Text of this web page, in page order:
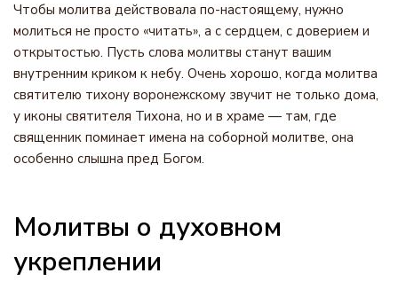
Чтобы молитва действовала по-настоящему, нужно
молиться не просто «читать», а с сердцем, с доверием и
открытостью. Пусть слова молитвы станут вашим
внутренним криком к небу. Очень хорошо, когда молитва
святителю тихону воронежскому звучит не только дома,
у иконы святителя Тихона, но и в храме — там, где
священник поминает имена на соборной молитве, она
особенно слышна пред Богом.
Молитвы о духовном
укреплении